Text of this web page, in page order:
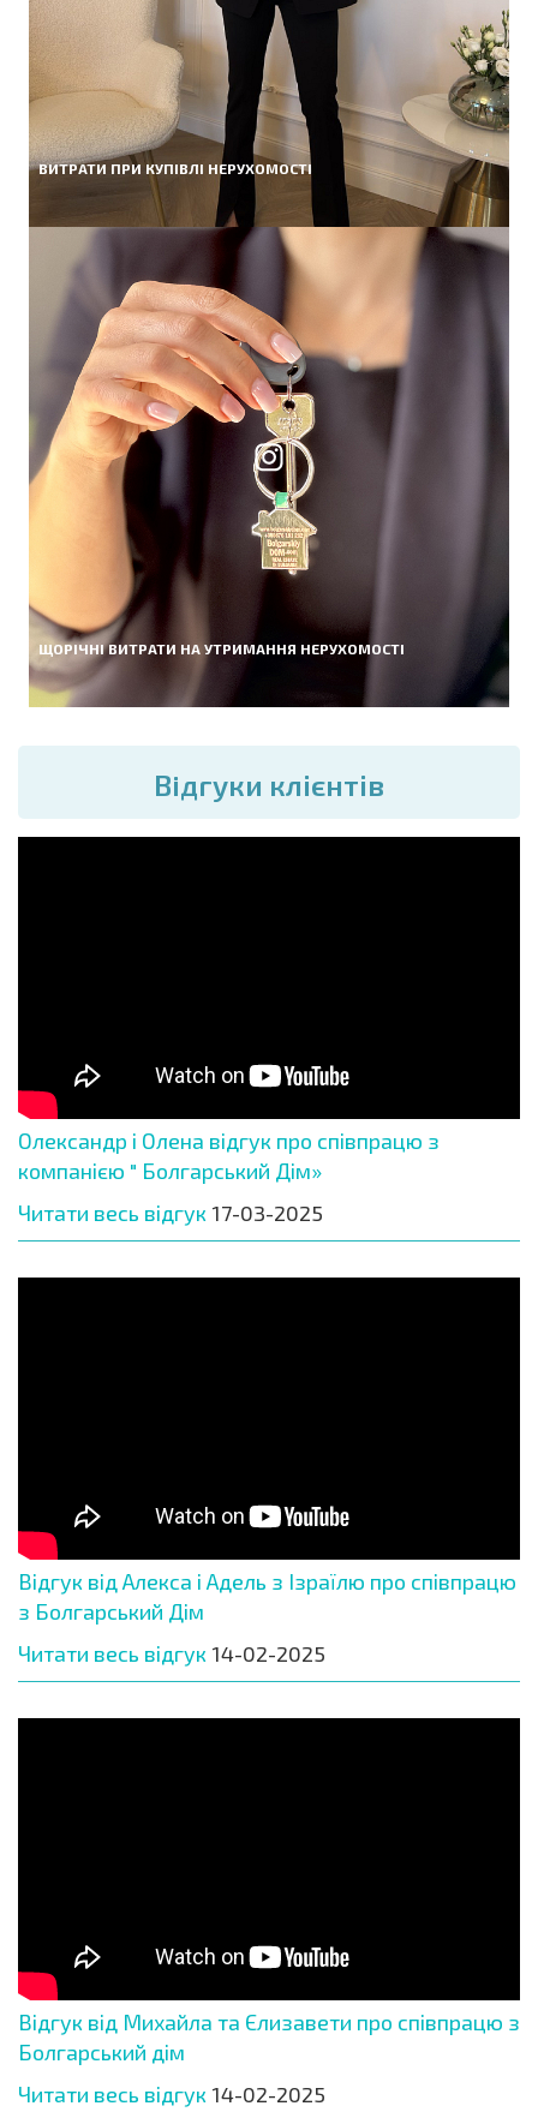
ВИТРАТИ ПРИ КУПІВЛІ НЕРУХОМОСТІ
ЩОРІЧНІ ВИТРАТИ НА УТРИМАННЯ НЕРУХОМОСТІ
Вiдгуки клієнтів
Олександр і Олена відгук про співпрацю з
компанією " Болгарський Дім»
Читати весь відгук 17-03-2025
Відгук від Алекса і Адель з Ізраїлю про співпрацю
з Болгарський Дім
Читати весь відгук 14-02-2025
Відгук від Михайла та Єлизавети про співпрацю з
Болгарський дім
Читати весь відгук 14-02-2025